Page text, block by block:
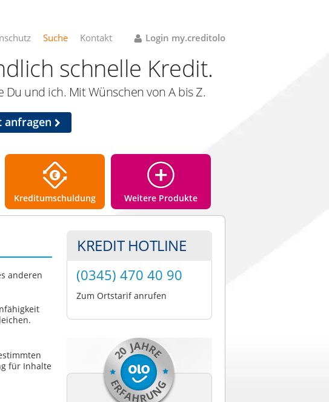
Suche Kontakt Login my.creditolo
schnelle Kredit.
Du und ich. Mit Wünschen von A bis Z.
anfragen
Kreditumschuldung Weitere Produkte
anderen
für Inhalte
KREDIT HOTLINE
(0345) 470 40 90
Zum Ortstarif anrufen